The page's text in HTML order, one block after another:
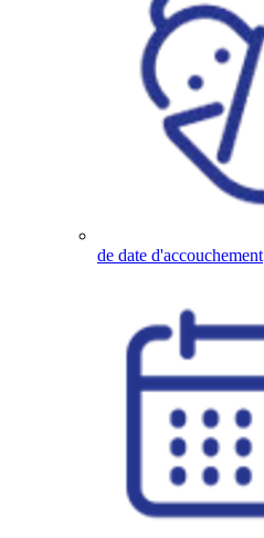
de date d'accouchement